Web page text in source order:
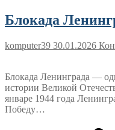
Блокада
komputer39 30.01.2026
Блокада Ленинграда —
истории Великой
январе 1944 года
Победу…